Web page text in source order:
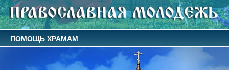
ПОМОЩЬ ХРАМАМ